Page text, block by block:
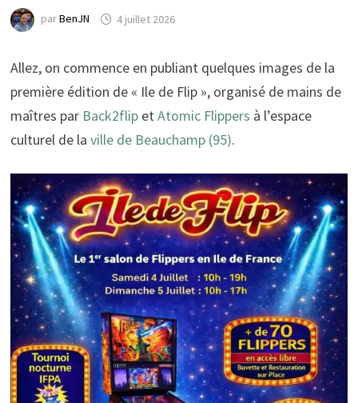
parBenJN 4 juillet 2026
Allez, on commence en publiant quelques images de la
première édition de « Ile de Flip », organisé de mains de
maîtres par Back2flip etAtomic Flippers à l’espace
culturel de la ville de Beauchamp (95).